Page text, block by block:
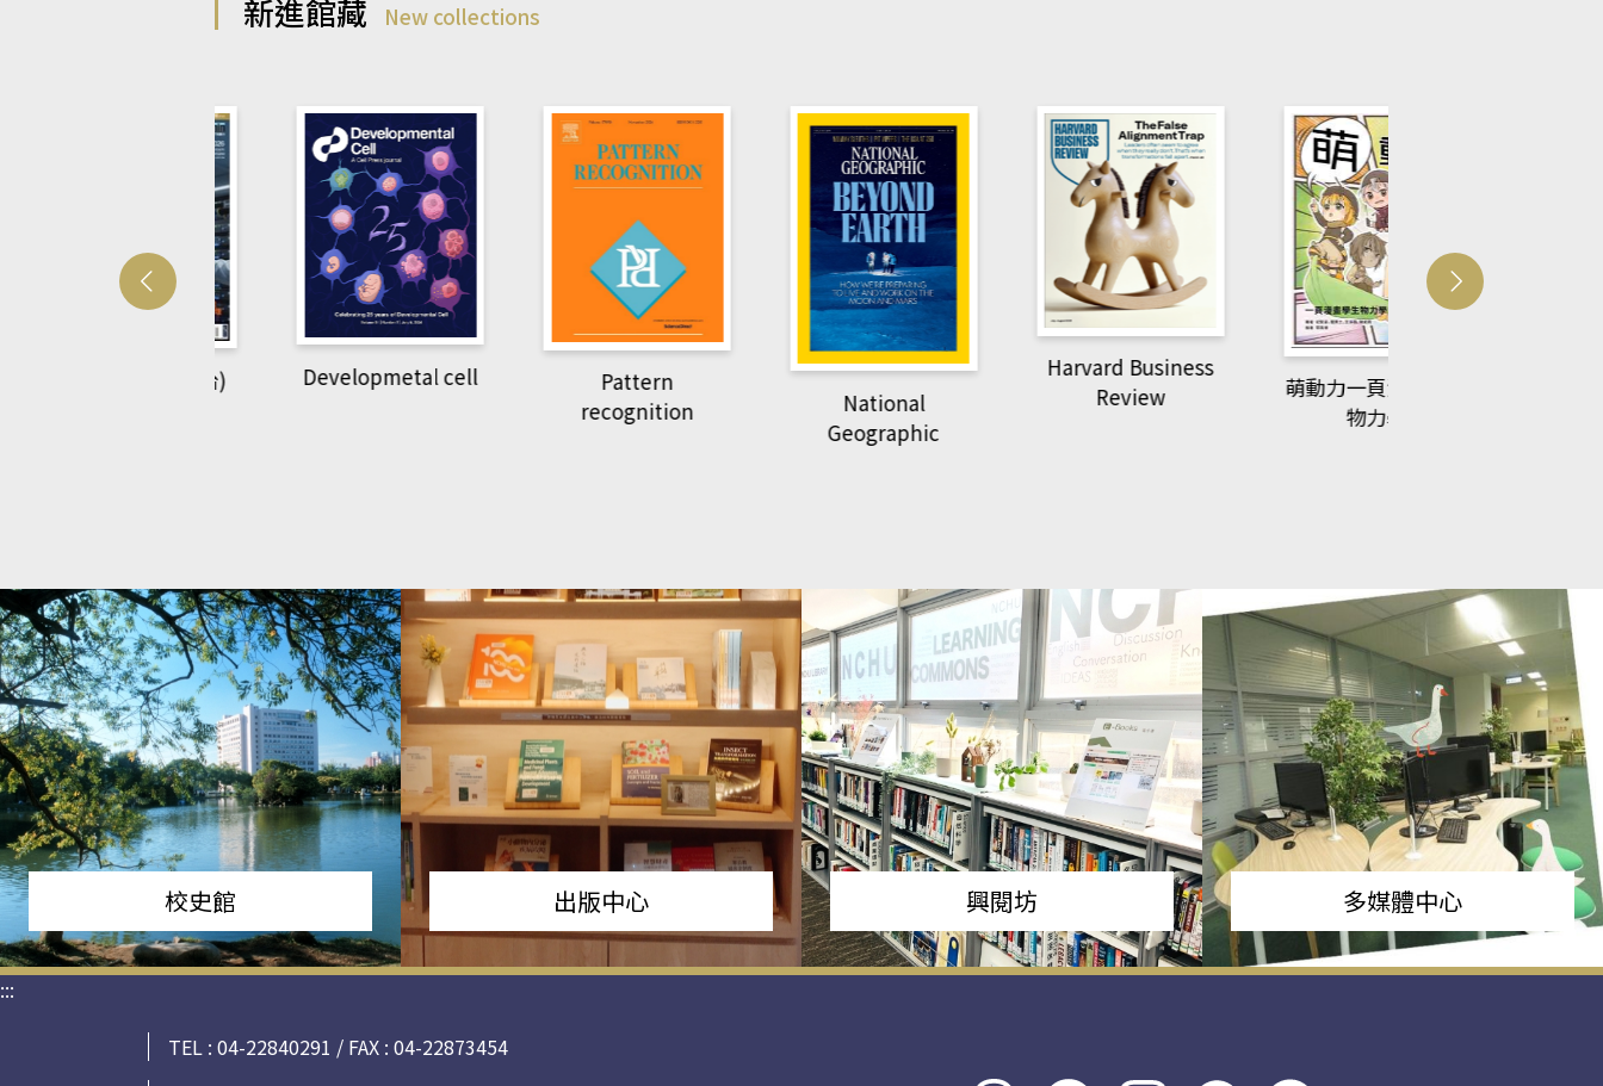
新進館藏 New collections
Developmetal cell
recognition
Geographic
Harvard Business
萌動力一頁漫畫學生
校史館 出版中心 興閱坊 多媒體中心
:::
TEL : 04-22840291 / FAX : 04-22873454